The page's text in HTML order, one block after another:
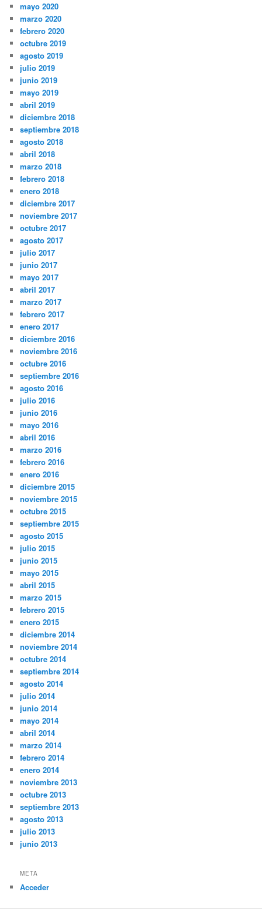
mayo 2020
marzo 2020
febrero 2020
octubre 2019
agosto 2019
julio 2019
junio 2019
mayo 2019
abril 2019
diciembre 2018
septiembre 2018
agosto 2018
abril 2018
marzo 2018
febrero 2018
enero 2018
diciembre 2017
noviembre 2017
octubre 2017
agosto 2017
julio 2017
junio 2017
mayo 2017
abril 2017
marzo 2017
febrero 2017
enero 2017
diciembre 2016
noviembre 2016
octubre 2016
septiembre 2016
agosto 2016
julio 2016
junio 2016
mayo 2016
abril 2016
marzo 2016
febrero 2016
enero 2016
diciembre 2015
noviembre 2015
octubre 2015
septiembre 2015
agosto 2015
julio 2015
junio 2015
mayo 2015
abril 2015
marzo 2015
febrero 2015
enero 2015
diciembre 2014
noviembre 2014
octubre 2014
septiembre 2014
agosto 2014
julio 2014
junio 2014
mayo 2014
abril 2014
marzo 2014
febrero 2014
enero 2014
noviembre 2013
octubre 2013
septiembre 2013
agosto 2013
julio 2013
junio 2013
META
Acceder